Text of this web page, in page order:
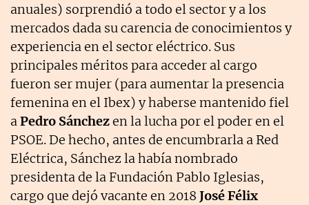
anuales) sorprendió a todo el sector y a los
mercados dada su carencia de conocimientos y
experiencia en el sector eléctrico. Sus
principales méritos para acceder al cargo
fueron ser mujer (para aumentar la presencia
femenina en el Ibex) y haberse mantenido fiel
a Pedro Sánchezen la lucha por el poder en el
PSOE. De hecho, antes de encumbrarla a Red
Eléctrica, Sánchez la había nombrado
presidenta de la Fundación Pablo Iglesias,
cargo que dejó vacante en 2018 José Félix